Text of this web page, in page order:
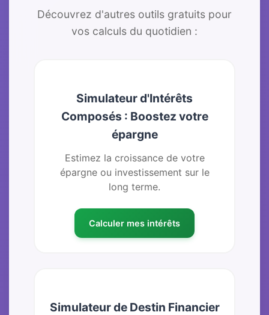
Découvrez d'autres outils gratuits pour
vos calculs du quotidien :
Simulateur d'Intérêts
Composés : Boostez votre
épargne
Estimez la croissance de votre
épargne ou investissement sur le
long terme.
Calculer mes intérêts
Simulateur de Destin Financier